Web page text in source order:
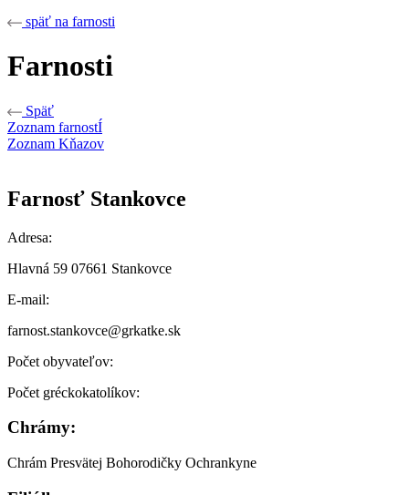
späť na farnosti
Farnosti
Späť
Zoznam farnostÍ
Zoznam Kňazov
Farnosť Stankovce
Adresa:
Hlavná 59 07661 Stankovce
E-mail:
farnost.stankovce@grkatke.sk
Počet obyvateľov:
Počet gréckokatolíkov:
Chrámy:
Chrám Presvätej Bohorodičky Ochrankyne